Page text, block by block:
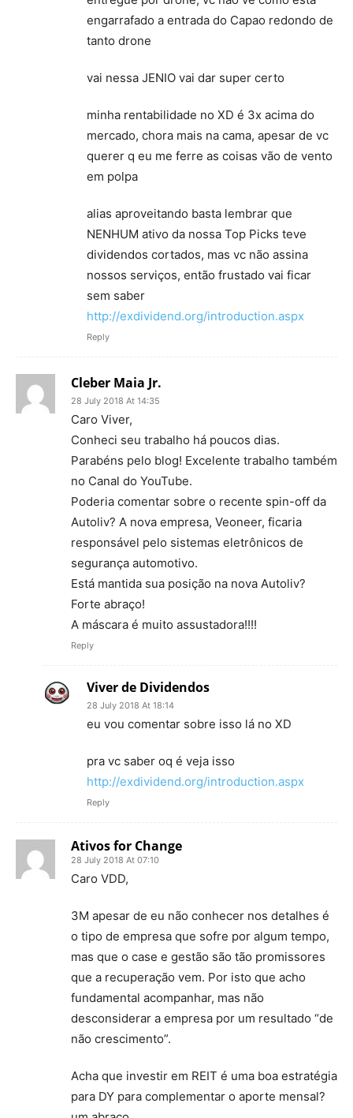
engarrafado a entrada do Capao redondo de
tanto drone
vai nessa JENIO vai dar super certo
minha rentabilidade no XD é 3x acima do
mercado, chora mais na cama, apesar de vc
querer q eu me ferre as coisas vão de vento
em polpa
alias aproveitando basta lembrar que
NENHUM ativo da nossa Top Picks teve
dividendos cortados, mas vc não assina
nossos serviços, então frustado vai ficar
sem saber
http://exdividend.org/introduction.aspx
Reply
Cleber Maia Jr.
28 July 2018 At 14:35
Caro Viver,
Conheci seu trabalho há poucos dias.
Parabéns pelo blog! Excelente trabalho também
no Canal do YouTube.
Poderia comentar sobre o recente spin-off da
Autoliv? A nova empresa, Veoneer, ficaria
responsável pelo sistemas eletrônicos de
segurança automotivo.
Está mantida sua posição na nova Autoliv?
Forte abraço!
A máscara é muito assustadora!!!!
Reply
Viver de Dividendos
28 July 2018 At 18:14
eu vou comentar sobre isso lá no XD
pra vc saber oq é veja isso
http://exdividend.org/introduction.aspx
Reply
Ativos for Change
28 July 2018 At 07:10
Caro VDD,
3M apesar de eu não conhecer nos detalhes é
o tipo de empresa que sofre por algum tempo,
mas que o case e gestão são tão promissores
que a recuperação vem. Por isto que acho
fundamental acompanhar, mas não
desconsiderar a empresa por um resultado “de
não crescimento”.
Acha que investir em REIT é uma boa estratégia
para DY para complementar o aporte mensal?